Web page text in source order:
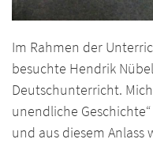
Im Rahmen der
besuchte Hendrik
Deutschunterricht.
unendliche
und aus diesem